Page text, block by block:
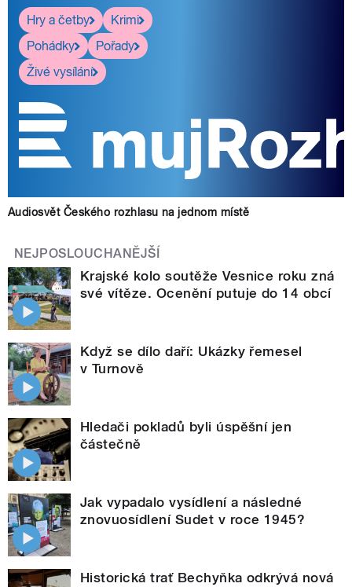
Hry a četby
Krimi
Pohádky
Pořady
Živé vysílání
Audiosvět Českého rozhlasu na jednom místě
NEJPOSLOUCHANĚJŠÍ
Krajské kolo soutěže Vesnice roku zná
své vítěze. Ocenění putuje do 14 obcí
Když se dílo daří: Ukázky řemesel
v Turnově
Hledači pokladů byli úspěšní jen
částečně
Jak vypadalo vysídlení a následné
znovuosídlení Sudet v roce 1945?
Historická trať Bechyňka odkrývá nová